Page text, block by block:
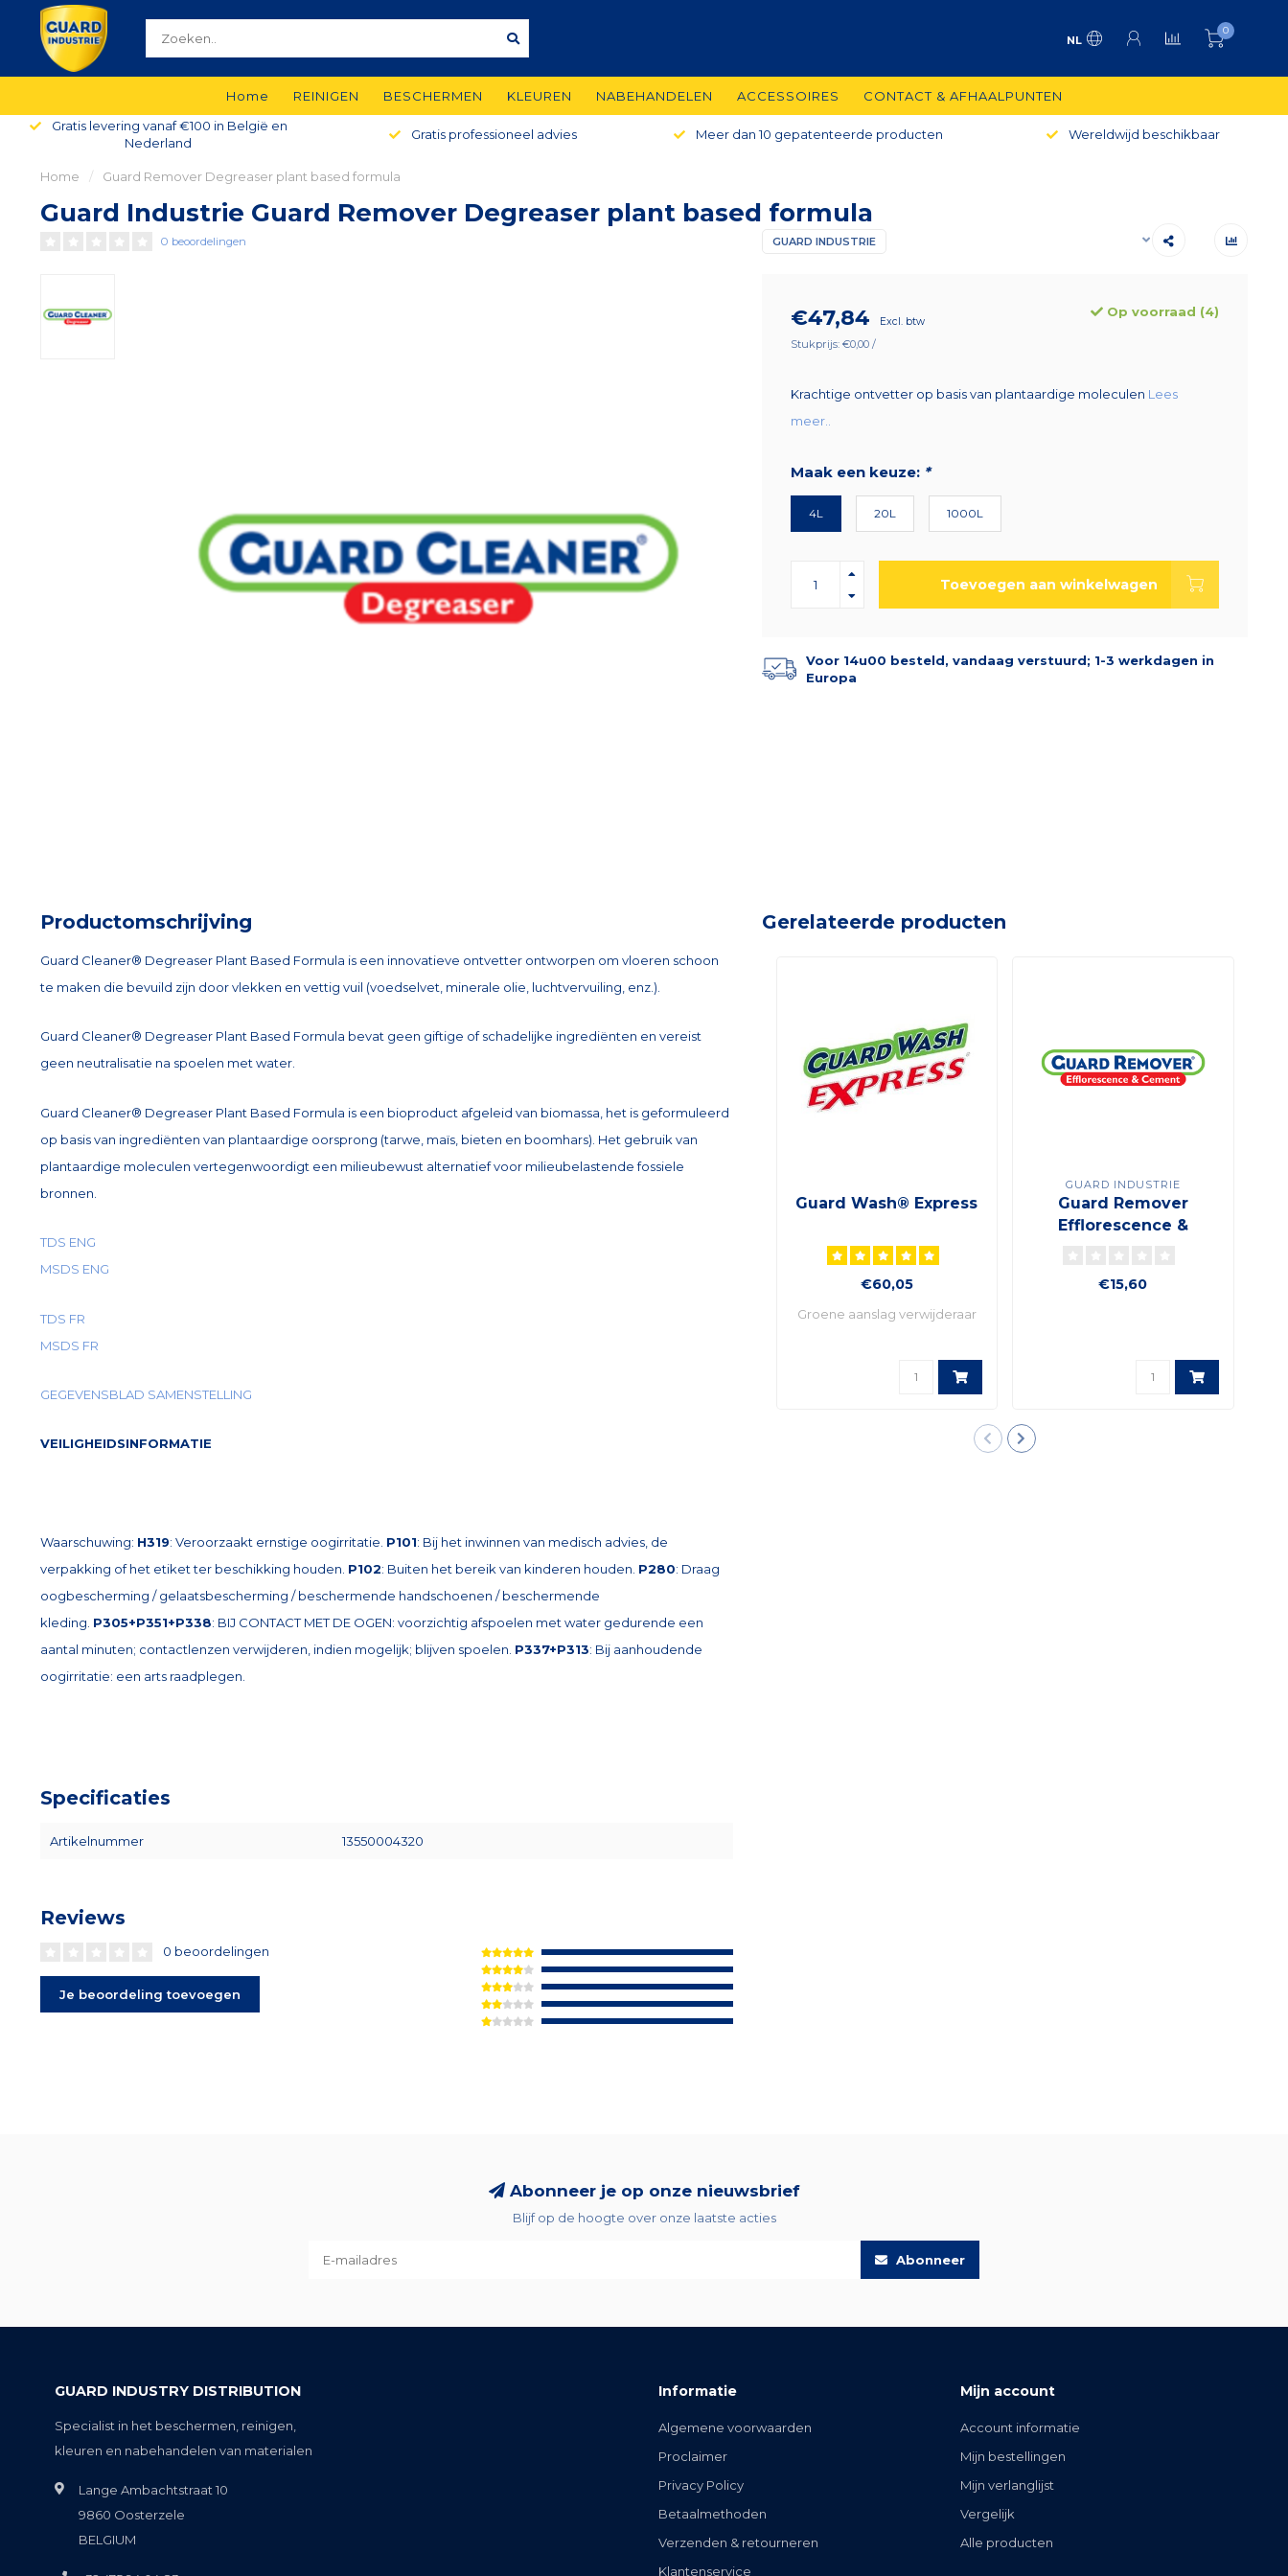
NL
0
Home REINIGEN BESCHERMEN KLEUREN NABEHANDELEN ACCESSOIRES
CONTACT & AFHAALPUNTEN
Gratis levering vanaf €100 in België en
Nederland
Gratis professioneel advies Meer dan 10 gepatenteerde producten Wereldwijd beschikbaar
Home / Guard Remover Degreaser plant based formula
Guard Industrie Guard Remover Degreaser plant based formula
0 beoordelingen GUARD INDUSTRIE
€47,84 Excl. btw
Op voorraad (4)
Stukprijs: €0,00 /
Krachtige ontvetter op basis van plantaardige moleculen Lees
meer..
Maak een keuze: *
4L 20L 1000L
Toevoegen aan winkelwagen
Voor 14u00 besteld, vandaag verstuurd; 1-3 werkdagen in
Europa
Productomschrijving
Guard Cleaner® Degreaser Plant Based Formula is een innovatieve ontvetter ontworpen om vloeren schoon
te maken die bevuild zijn door vlekken en vettig vuil (voedselvet, minerale olie, luchtvervuiling, enz.).
Guard Cleaner® Degreaser Plant Based Formula bevat geen giftige of schadelijke ingrediënten en vereist
geen neutralisatie na spoelen met water.
Guard Cleaner® Degreaser Plant Based Formula is een bioproduct afgeleid van biomassa, het is geformuleerd
op basis van ingrediënten van plantaardige oorsprong (tarwe, maïs, bieten en boomhars). Het gebruik van
plantaardige moleculen vertegenwoordigt een milieubewust alternatief voor milieubelastende fossiele
bronnen.
TDS ENG
MSDS ENG
TDS FR
MSDS FR
GEGEVENSBLAD SAMENSTELLING
VEILIGHEIDSINFORMATIE
Waarschuwing: H319: Veroorzaakt ernstige oogirritatie. P101: Bij het inwinnen van medisch advies, de
verpakking of het etiket ter beschikking houden. P102: Buiten het bereik van kinderen houden. P280: Draag
oogbescherming / gelaatsbescherming / beschermende handschoenen / beschermende
kleding. P305+P351+P338: BIJ CONTACT MET DE OGEN: voorzichtig afspoelen met water gedurende een
aantal minuten; contactlenzen verwijderen, indien mogelijk; blijven spoelen. P337+P313: Bij aanhoudende
oogirritatie: een arts raadplegen.
Specificaties
Artikelnummer 13550004320
Reviews
0 beoordelingen
Je beoordeling toevoegen
Gerelateerde producten
Guard Wash® Express
€60,05
Groene aanslag verwijderaar
GUARD INDUSTRIE
Guard Remover
Efflorescence &
€15,60
Abonneer je op onze nieuwsbrief
Blijf op de hoogte over onze laatste acties
Abonneer
GUARD INDUSTRY DISTRIBUTION
Specialist in het beschermen, reinigen,
kleuren en nabehandelen van materialen
Lange Ambachtstraat 10
9860 Oosterzele
BELGIUM
Informatie
Algemene voorwaarden
Proclaimer
Privacy Policy
Betaalmethoden
Verzenden & retourneren
Klantenservice
Mijn account
Account informatie
Mijn bestellingen
Mijn verlanglijst
Vergelijk
Alle producten